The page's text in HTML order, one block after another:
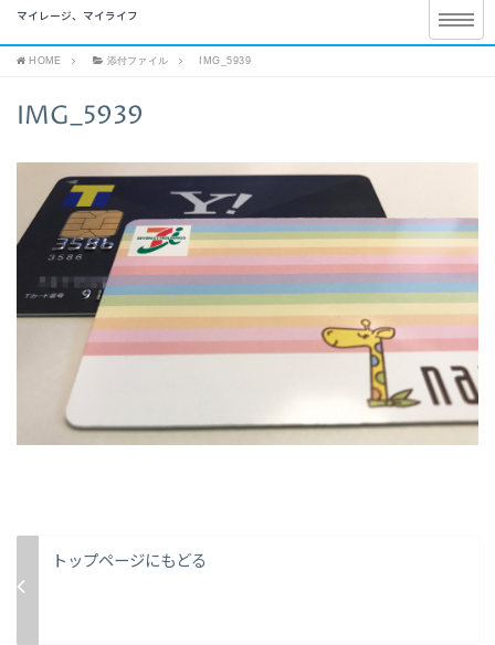
マイレージ、マイライフ
HOME 添付ファイル IMG_5939
IMG_5939
トップページにもどる